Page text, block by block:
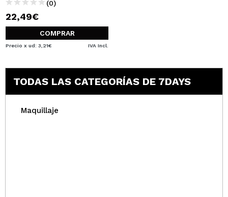
(0)
22,49€
COMPRAR
Precio x ud: 3,21€ IVA Incl.
TODAS LAS CATEGORÍAS DE 7DAYS
Maquillaje